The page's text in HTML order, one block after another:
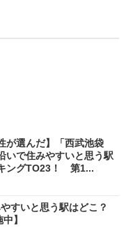
が選んだ】「西武池袋
いで住みやすいと思う駅
ングTO23！ 第1...
すいと思う駅はどこ？
】